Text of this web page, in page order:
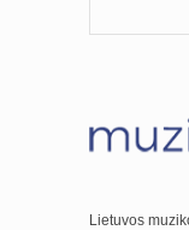
Lietuvos